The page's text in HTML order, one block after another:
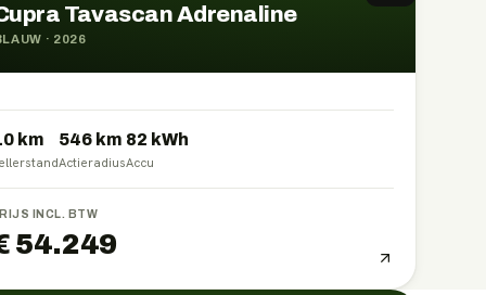
Tavascan Adrenaline
· 2026
km 546km
Actieradius
82 kWh
Accu
INCL. BTW
54.249